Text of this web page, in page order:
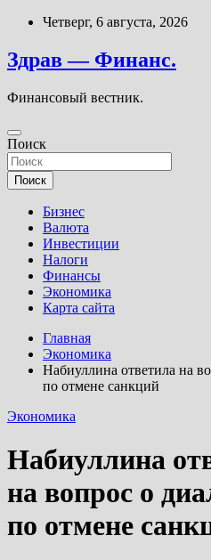
Перейти
содержимому
Четверг, 6 августа, 2026
Здрав — Финанс.
Финансовый вестник.
Поиск
Поиск
Бизнес
Валюта
Инвестиции
Налоги
Финансы
Экономика
Карта сайта
Главная
Экономика
Набиуллина ответила на
по отмене санкций
Экономика
Набиуллина
на вопрос о
по отмене